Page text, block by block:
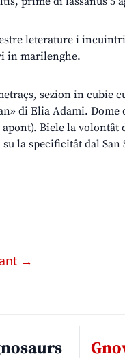
leterature i
in marilenghe.
sezion in cubie
di Elia Adami.
Biele la
la specificitât dal
→